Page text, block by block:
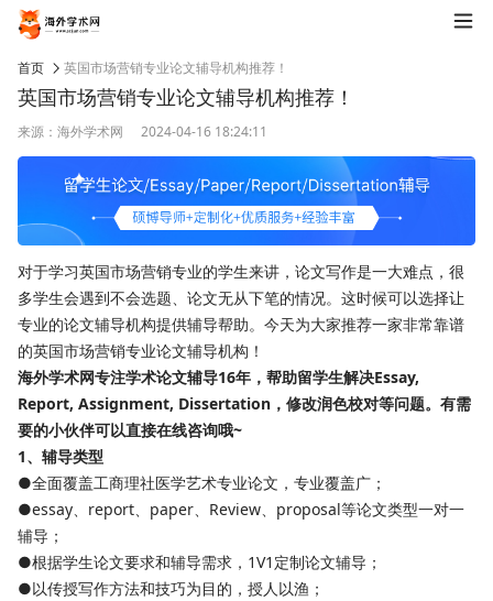
首页 英国市场营销专业论文辅导机构推荐！
英国市场营销专业论文辅导机构推荐！
来源：海外学术网 2024-04-16 18:24:11
对于学习英国市场营销专业的学生来讲，论文写作是一大难点，很
多学生会遇到不会选题、论文无从下笔的情况。这时候可以选择让
专业的论文辅导机构提供辅导帮助。今天为大家推荐一家非常靠谱
的英国市场营销专业论文辅导机构！
海外学术网专注学术论文辅导16年，帮助留学生解决Essay,
Report, Assignment, Dissertation，修改润色校对等问题。有需
要的小伙伴可以直接在线咨询哦~
1、辅导类型
●全面覆盖工商理社医学艺术专业论文，专业覆盖广；
●essay、report、paper、Review、proposal等论文类型一对一
辅导；
●根据学生论文要求和辅导需求，1V1定制论文辅导；
●以传授写作方法和技巧为目的，授人以渔；